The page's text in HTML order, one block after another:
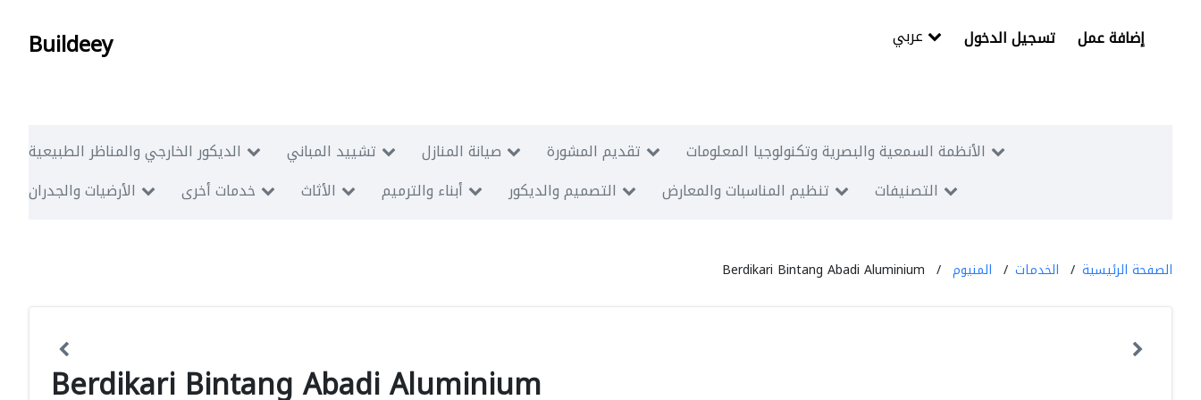
Buildeey تسجيل الدخول إضافة عمل
الديكور الخارجي والمناظر الطبيعية تشييد المباني صيانة المنازل تقديم المشورة
الأنظمة السمعية والبصرية وتكنولوجيا المعلومات
الأرضيات والجدران
خدمات أخرى الأثاث أبناء والترميم التصميم والديكور تنظيم المناسبات والمعارض التصنيفات
الصفحة الرئيسية الخدمات المنيوم Berdikari Bintang Abadi Aluminium
Berdikari Bintang Abadi Aluminium